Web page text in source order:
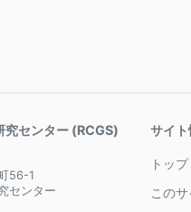
究センター (RCGS)
56-1
センター
サイト
トップ
この